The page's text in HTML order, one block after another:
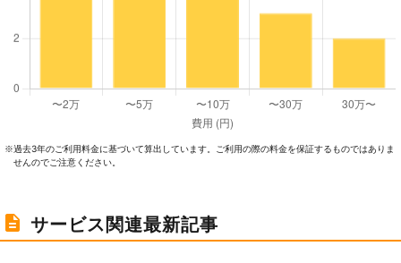
※過去3年のご利⽤料⾦に基づいて算出しています。ご利⽤の際の料⾦を保証するものではありま
せんのでご注意ください。
サービス関連最新記事